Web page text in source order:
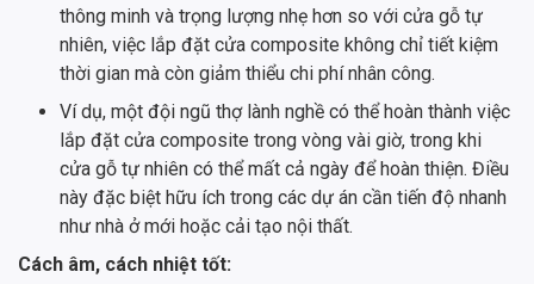
thông minh và trọng lượng nhẹ hơn so với cửa gỗ tự
nhiên, việc lắp đặt cửa composite không chỉ tiết kiệm
thời gian mà còn giảm thiểu chi phí nhân công.
Ví dụ, một đội ngũ thợ lành nghề có thể hoàn thành việc
lắp đặt cửa composite trong vòng vài giờ, trong khi
cửa gỗ tự nhiên có thể mất cả ngày để hoàn thiện. Điều
này đặc biệt hữu ích trong các dự án cần tiến độ nhanh
như nhà ở mới hoặc cải tạo nội thất.
Cách âm, cách nhiệt tốt: